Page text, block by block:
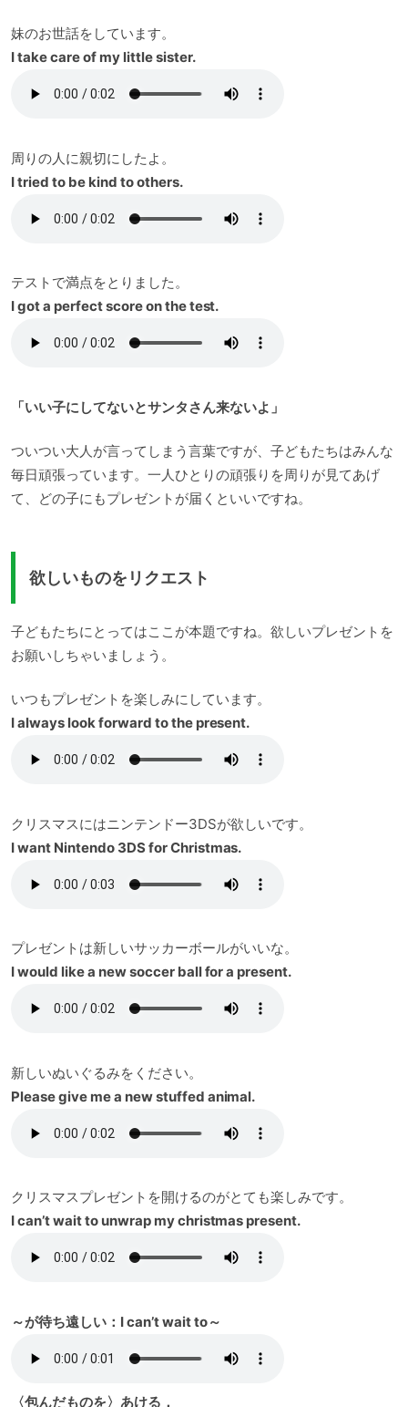
妹のお世話をしています。
I take care of my little sister.
周りの人に親切にしたよ。
I tried to be kind to others.
テストで満点をとりました。
I got a perfect score on the test.
「いい子にしてないとサンタさん来ないよ」
ついつい大人が言ってしまう言葉ですが、子どもたちはみんな
毎日頑張っています。一人ひとりの頑張りを周りが見てあげ
て、どの子にもプレゼントが届くといいですね。
欲しいものをリクエスト
子どもたちにとってはここが本題ですね。欲しいプレゼントを
お願いしちゃいましょう。
いつもプレゼントを楽しみにしています。
I always look forward to the present.
クリスマスにはニンテンドー3DSが欲しいです。
I want Nintendo 3DS for Christmas.
プレゼントは新しいサッカーボールがいいな。
I would like a new soccer ball for a present.
新しいぬいぐるみをください。
Please give me a new stuffed animal.
クリスマスプレゼントを開けるのがとても楽しみです。
I can’t wait to unwrap my christmas present.
～が待ち遠しい：I can’t wait to～
〈包んだものを〉あける，